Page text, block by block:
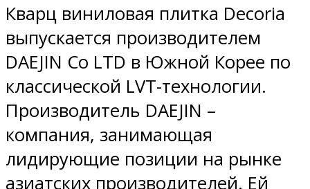
Кварц виниловая плитка Decoria
выпускается производителем
DAEJIN Co LTD в Южной Корее по
классической LVT-технологии.
Производитель DAEJIN –
компания, занимающая
лидирующие позиции на рынке
азиатских производителей. Ей